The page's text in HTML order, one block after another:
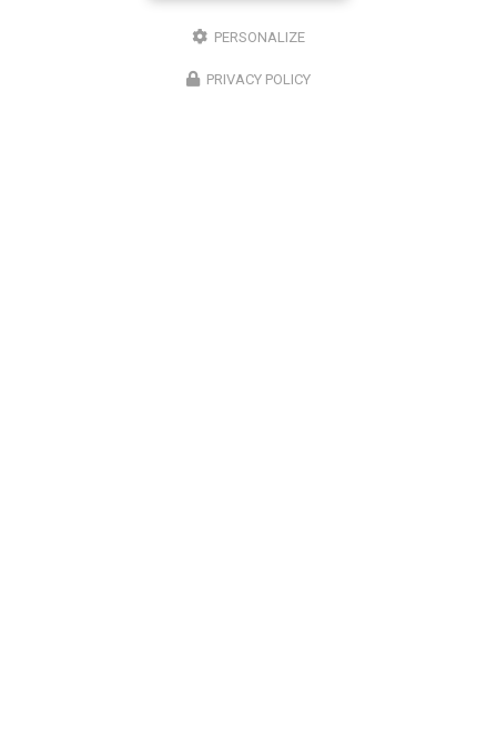
PERSONALIZE
PRIVACY POLICY